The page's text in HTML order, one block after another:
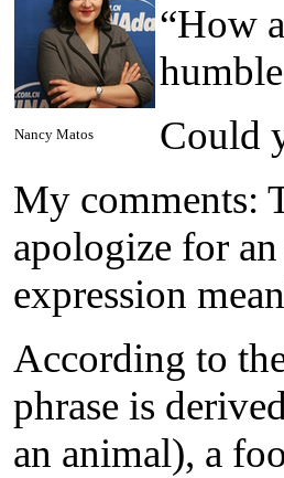
Nancy Matos
“How
Could
My comments:
apologize for
expression
According to
phrase is
an animal), a